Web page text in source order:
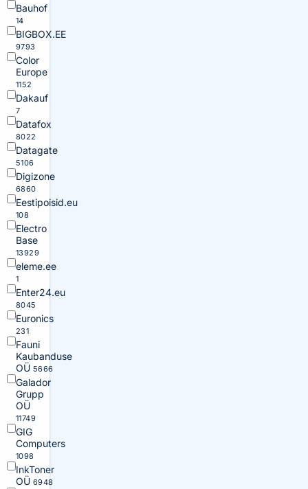
Bauhof
14
BIGBOX.EE
9793
Color
Europe
1152
Dakauf
7
Datafox
8022
Datagate
5106
Digizone
6860
Eestipoisid.eu
108
Electro
Base
13929
eleme.ee
1
Enter24.eu
8045
Euronics
231
Fauni
Kaubanduse
OÜ 5666
Galador
Grupp
OÜ
11749
GIG
Computers
1098
InkToner
OÜ 6948